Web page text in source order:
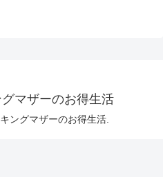
マザーのお得生活
ングマザーのお得生活.